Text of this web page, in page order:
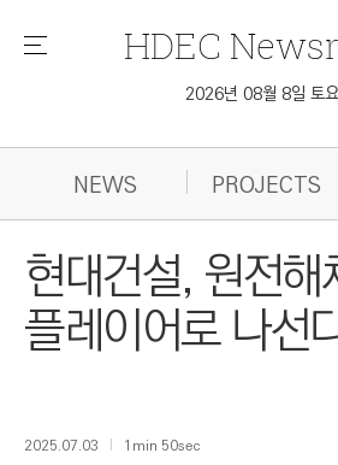
메
HDEC
2026년 08월 8일 토
NEWS PROJECTS
현대건설, 원전
플레이어로 나선
2025.07.03 1min 50sec